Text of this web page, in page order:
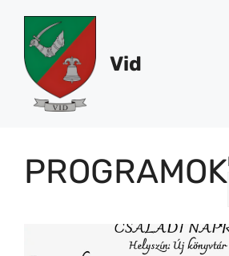
tartalomba
Vid
PROGRAMOK